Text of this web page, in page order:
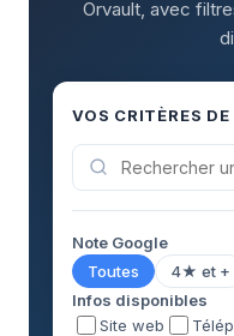
Orvault, avec
VOS CRITÈRES DE
Note Google
Toutes
4★ et +
Infos disponibles
Site web